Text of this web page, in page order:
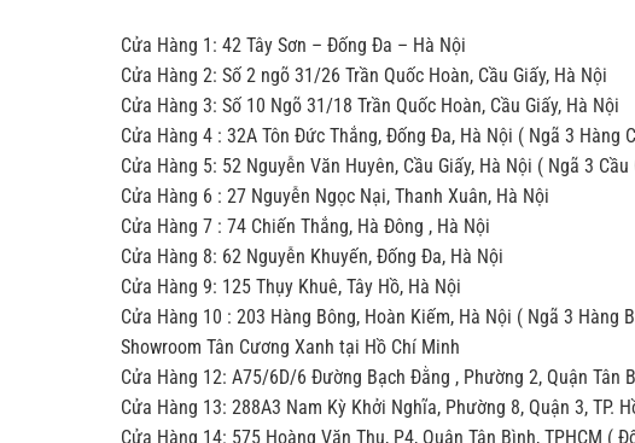
Cửa Hàng 1: 42 Tây Sơn – Đống Đa – Hà Nội
Cửa Hàng 2: Số 2 ngõ 31/26 Trần Quốc Hoàn, Cầu Giấy, Hà Nội
Cửa Hàng 3: Số 10 Ngõ 31/18 Trần Quốc Hoàn, Cầu Giấy, Hà Nội
Cửa Hàng 4 : 32A Tôn Đức Thắng, Đống Đa, Hà Nội ( Ngã 3 Hàng
Cửa Hàng 5: 52 Nguyễn Văn Huyên, Cầu Giấy, Hà Nội ( Ngã 3
Cửa Hàng 6 : 27 Nguyễn Ngọc Nại, Thanh Xuân, Hà Nội
Cửa Hàng 7 : 74 Chiến Thắng, Hà Đông , Hà Nội
Cửa Hàng 8: 62 Nguyễn Khuyến, Đống Đa, Hà Nội
Cửa Hàng 9: 125 Thụy Khuê, Tây Hồ, Hà Nội
Cửa Hàng 10 : 203 Hàng Bông, Hoàn Kiếm, Hà Nội ( Ngã 3 Hàng
Showroom Tân Cương Xanh tại Hồ Chí Minh
Cửa Hàng 12: A75/6D/6 Đường Bạch Đằng , Phường 2, Quận Tân
Cửa Hàng 13: 288A3 Nam Kỳ Khởi Nghĩa, Phường 8, Quận 3, TP.
Cửa Hàng 14: 575 Hoàng Văn Thụ, P4, Quận Tân Bình, TPHCM (